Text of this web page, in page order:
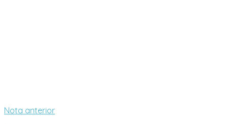
Nota anterior